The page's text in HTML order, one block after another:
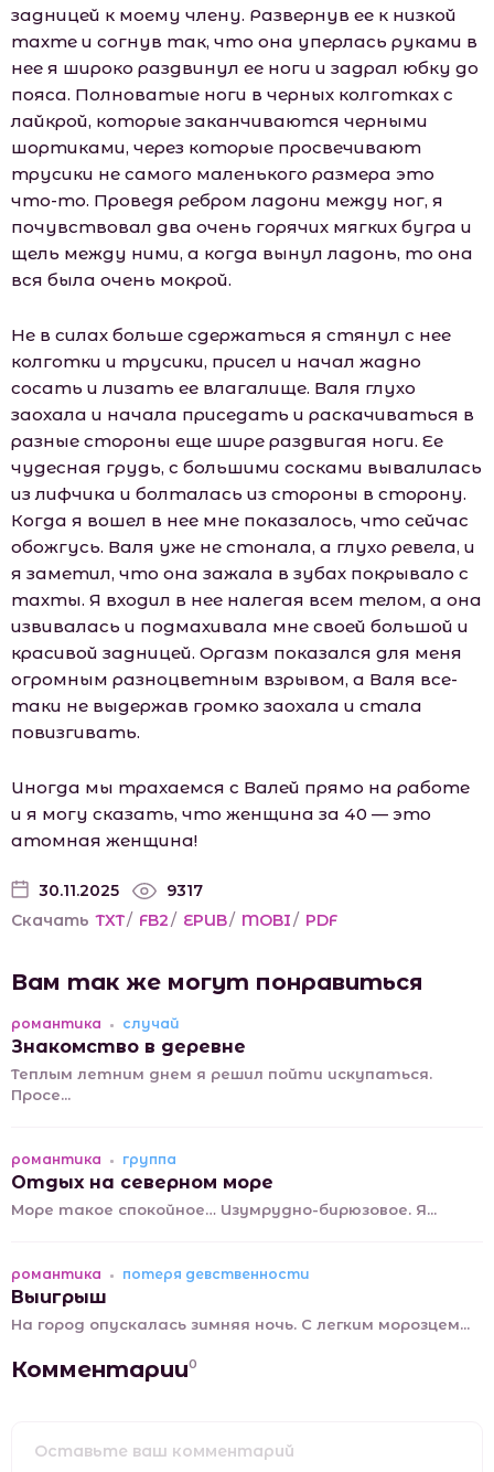
задницей к моему члену. Развернув ее к низкой
тахте и согнув так, что она уперлась руками в
нее я широко раздвинул ее ноги и задрал юбку до
пояса. Полноватые ноги в черных колготках с
лайкрой, которые заканчиваются черными
шортиками, через которые просвечивают
трусики не самого маленького размера это
что-то. Проведя ребром ладони между ног, я
почувствовал два очень горячих мягких бугра и
щель между ними, а когда вынул ладонь, то она
вся была очень мокрой.
Не в силах больше сдержаться я стянул с нее
колготки и трусики, присел и начал жадно
сосать и лизать ее влагалище. Валя глухо
заохала и начала приседать и раскачиваться в
разные стороны еще шире раздвигая ноги. Ее
чудесная грудь, с большими сосками вывалилась
из лифчика и болталась из стороны в сторону.
Когда я вошел в нее мне показалось, что сейчас
обожгусь. Валя уже не стонала, а глухо ревела, и
я заметил, что она зажала в зубах покрывало с
тахты. Я входил в нее налегая всем телом, а она
извивалась и подмахивала мне своей большой и
красивой задницей. Оргазм показался для меня
огромным разноцветным взрывом, а Валя все-
таки не выдержав громко заохала и стала
повизгивать.
Иногда мы трахаемся с Валей прямо на работе
и я могу сказать, что женщина за 40 — это
атомная женщина!
30.11.2025
9317
Скачать TXT/ FB2/ EPUB/ MOBI/ PDF
Вам так же могут понравиться
романтика случай
Знакомство в деревне
Теплым летним днем я решил пойти искупаться.
Просе...
романтика группа
Отдых на северном море
Море такое спокойное… Изумрудно-бирюзовое. Я...
романтика потеря девственности
Выигрыш
На город опускалась зимняя ночь. С легким морозцем...
Комментарии0